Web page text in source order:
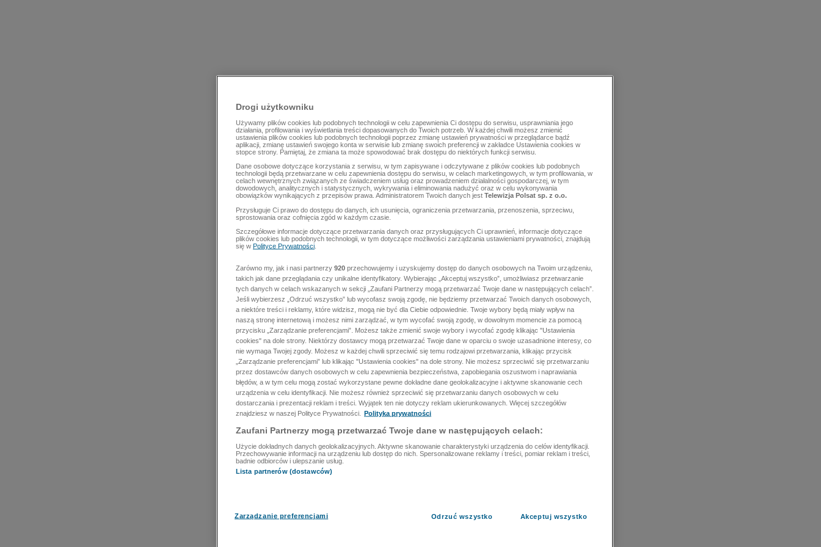
Drogi użytkowniku
Używamy plików cookies lub podobnych technologii w celu zapewnienia Ci dostępu do serwisu, usprawniania jego
działania, profilowania i wyświetlania treści dopasowanych do Twoich potrzeb. W każdej chwili możesz zmienić
ustawienia plików cookies lub podobnych technologii poprzez zmianę ustawień prywatności w przeglądarce bądź
aplikacji, zmianę ustawień swojego konta w serwisie lub zmianę swoich preferencji w zakładce Ustawienia cookies w
stopce strony. Pamiętaj, że zmiana ta może spowodować brak dostępu do niektórych funkcji serwisu.
Dane osobowe dotyczące korzystania z serwisu, w tym zapisywane i odczytywane z plików cookies lub podobnych
technologii będą przetwarzane w celu zapewnienia dostępu do serwisu, w celach marketingowych, w tym profilowania, w
celach wewnętrznych związanych ze świadczeniem usług oraz prowadzeniem działalności gospodarczej, w tym
dowodowych, analitycznych i statystycznych, wykrywania i eliminowania nadużyć oraz w celu wykonywania
obowiązków wynikających z przepisów prawa. Administratorem Twoich danych jest Telewizja Polsat sp. z o.o.
Przysługuje Ci prawo do dostępu do danych, ich usunięcia, ograniczenia przetwarzania, przenoszenia, sprzeciwu,
sprostowania oraz cofnięcia zgód w każdym czasie.
Szczegółowe informacje dotyczące przetwarzania danych oraz przysługujących Ci uprawnień, informacje dotyczące
plików cookies lub podobnych technologii, w tym dotyczące możliwości zarządzania ustawieniami prywatności, znajdują
się w Polityce Prywatności
Zarówno my, jak i nasi partnerzy 920 przechowujemy i uzyskujemy dostęp do danych osobowych na Twoim urządzeniu,
takich jak dane przeglądania czy unikalne identyfikatory. Wybierając „Akceptuj wszystko”, umożliwiasz przetwarzanie
tych danych w celach wskazanych w sekcji „Zaufani Partnerzy mogą przetwarzać Twoje dane w następujących celach”.
Jeśli wybierzesz „Odrzuć wszystko” lub wycofasz swoją zgodę, nie będziemy przetwarzać Twoich danych osobowych,
a niektóre treści i reklamy, które widzisz, mogą nie być dla Ciebie odpowiednie. Twoje wybory będą miały wpływ na
naszą stronę internetową i możesz nimi zarządzać, w tym wycofać swoją zgodę, w dowolnym momencie za pomocą
przycisku „Zarządzanie preferencjami”. Możesz także zmienić swoje wybory i wycofać zgodę klikając "Ustawienia
cookies" na dole strony. Niektórzy dostawcy mogą przetwarzać Twoje dane w oparciu o swoje uzasadnione interesy, co
nie wymaga Twojej zgody. Możesz w każdej chwili sprzeciwić się temu rodzajowi przetwarzania, klikając przycisk
„Zarządzanie preferencjami” lub klikając "Ustawienia cookies" na dole strony. Nie możesz sprzeciwić się przetwarzaniu
przez dostawców danych osobowych w celu zapewnienia bezpieczeństwa, zapobiegania oszustwom i naprawiania
błędów, a w tym celu mogą zostać wykorzystane pewne dokładne dane geolokalizacyjne i aktywne skanowanie cech
urządzenia w celu identyfikacji. Nie możesz również sprzeciwić się przetwarzaniu danych osobowych w celu
dostarczania i prezentacji reklam i treści. Wyjątek ten nie dotyczy reklam ukierunkowanych. Więcej szczegółów
znajdziesz w naszej Polityce Prywatności.
Polityka prywatności
Zaufani Partnerzy mogą przetwarzać Twoje dane w następujących celach:
Użycie dokładnych danych geolokalizacyjnych. Aktywne skanowanie charakterystyki urządzenia do celów identyfikacji.
Przechowywanie informacji na urządzeniu lub dostęp do nich. Spersonalizowane reklamy i treści, pomiar reklam i treści,
badnie odbiorców i ulepszanie usług.
Lista partnerów (dostawców)
Zarządzanie preferencjami Odrzuć wszystko Akceptuj wszystko